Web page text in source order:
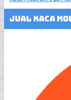
Jual Kaca